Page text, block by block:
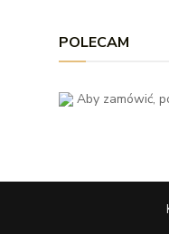
POLECAM
Aby zamówić,